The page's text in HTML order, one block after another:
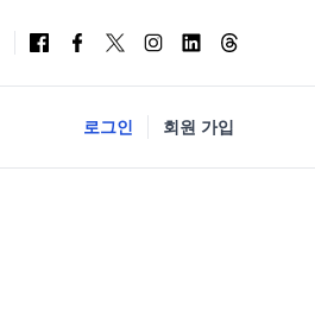
로그인 회원 가입